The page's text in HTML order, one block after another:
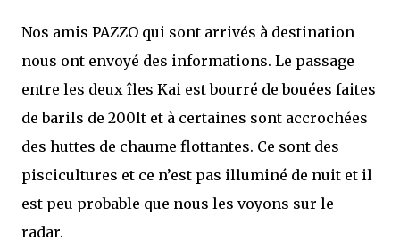
Nos amis PAZZO qui sont arrivés à destination
nous ont envoyé des informations. Le passage
entre les deux îles Kai est bourré de bouées faites
de barils de 200lt et à certaines sont accrochées
des huttes de chaume flottantes. Ce sont des
piscicultures et ce n’est pas illuminé de nuit et il
est peu probable que nous les voyons sur le
radar.